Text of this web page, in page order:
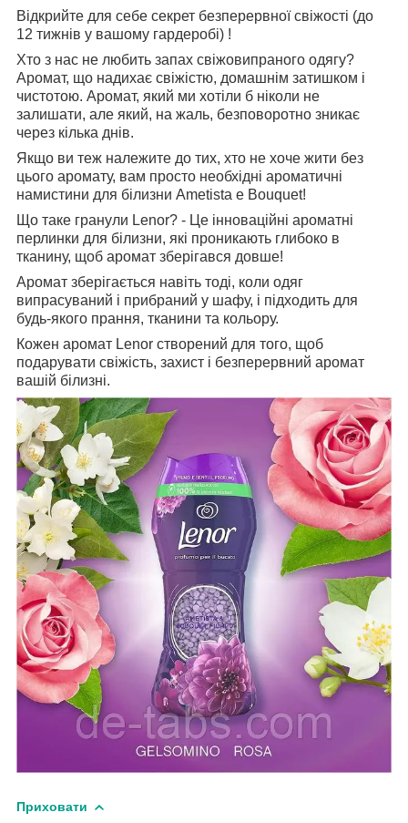
Відкрийте для себе секрет безперервної свіжості (до
12 тижнів у вашому гардеробі) !
Хто з нас не любить запах свіжовипраного одягу?
Аромат, що надихає свіжістю, домашнім затишком і
чистотою. Аромат, який ми хотіли б ніколи не
залишати, але який, на жаль, безповоротно зникає
через кілька днів.
Якщо ви теж належите до тих, хто не хоче жити без
цього аромату, вам просто необхідні ароматичні
намистини для білизни Ametista e Bouquet!
Що таке гранули Lenor? - Це інноваційні ароматні
перлинки для білизни, які проникають глибоко в
тканину, щоб аромат зберігався довше!
Аромат зберігається навіть тоді, коли одяг
випрасуваний і прибраний у шафу, і підходить для
будь-якого прання, тканини та кольору.
Кожен аромат Lenor створений для того, щоб
подарувати свіжість, захист і безперервний аромат
вашій білизні.
Приховати